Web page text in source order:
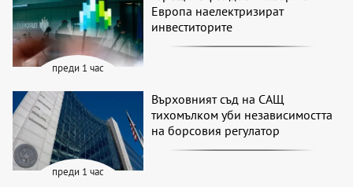
преди 1 час
Европа наелектризират
инвеститорите
преди 1 час
Върховният съд на САЩ
тихомълком уби независимостта
на борсовия регулатор